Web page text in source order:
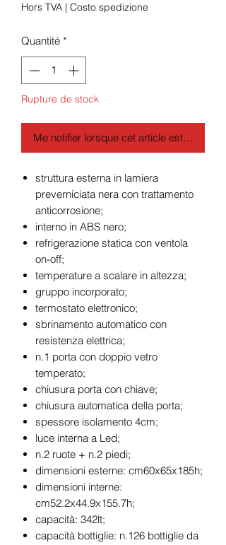
Hors TVA | Costo spedizione
Quantité *
Rupture de stock
Me notifier lorsque cet article est disponible
struttura esterna in lamiera
preverniciata nera con trattamento
anticorrosione;
interno in ABS nero;
refrigerazione statica con ventola
on-off;
temperature a scalare in altezza;
gruppo incorporato;
termostato elettronico;
sbrinamento automatico con
resistenza elettrica;
n.1 porta con doppio vetro
temperato;
chiusura porta con chiave;
chiusura automatica della porta;
spessore isolamento 4cm;
luce interna a Led;
n.2 ruote + n.2 piedi;
dimensioni esterne: cm60x65x185h;
dimensioni interne:
cm52.2x44.9x155.7h;
capacità: 342lt;
capacità bottiglie: n.126 bottiglie da